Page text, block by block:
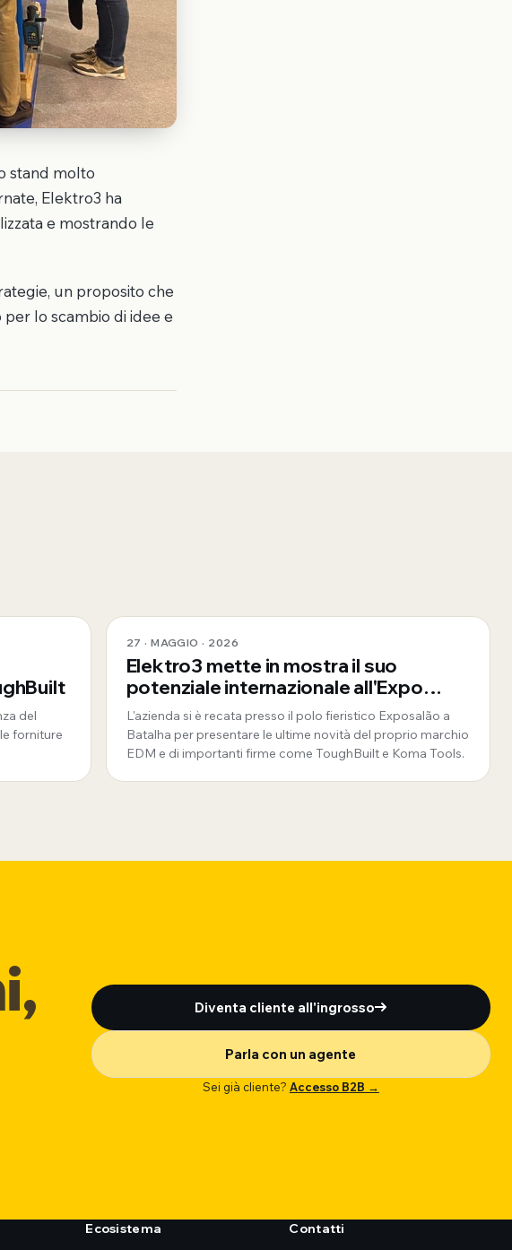
stand molto
Elektro3 ha
e mostrando le
un proposito che
lo scambio di idee e
del
forniture
27 · MAGGIO · 2026
Elektro3 mette in mostra il suo
potenziale internazionale all'Expo
Mosqueteiros in Portogallo
L'azienda si è recata presso il polo fieristico Exposalão a
Batalha per presentare le ultime novità del proprio marchio
EDM e di importanti firme come ToughBuilt e Koma Tools.
Diventa cliente all'ingrosso
Parla con un agente
Sei già cliente? Accesso B2B →
Ecosistema Contatti